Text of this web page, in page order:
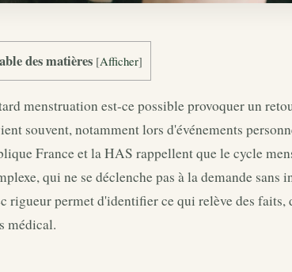
des matières [Afficher]
menstruation est-ce possible provoquer un
souvent, notamment lors d'événements
France et la HAS rappellent que le cycle
qui ne se déclenche pas à la demande
rigueur permet d'identifier ce qui relève des faits,
médical.